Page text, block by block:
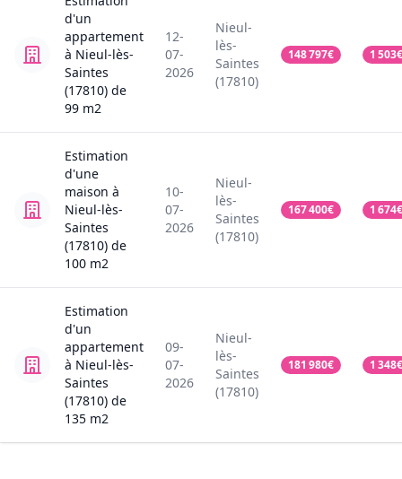
d'un
appartement
à Nieul-lès-
Saintes
(17810) de
99 m2
12-
07-
2026
Nieul-
lès-
Saintes
(17810)
148 797€ 1 503€
Estimation
d'une
maison à
Nieul-lès-
Saintes
(17810) de
100 m2
10-
07-
2026
Nieul-
lès-
Saintes
(17810)
167 400€ 1 674€
Estimation
d'un
appartement
à Nieul-lès-
Saintes
(17810) de
135 m2
09-
07-
2026
Nieul-
lès-
Saintes
(17810)
181 980€ 1 348€